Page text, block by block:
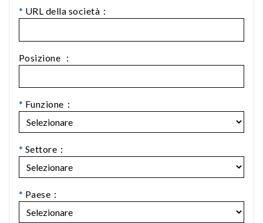
* URL della società：
Posizione ：
* Funzione：
* Settore：
* Paese：